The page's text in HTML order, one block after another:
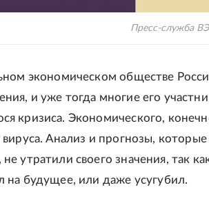
Пресс-служба
экономическом обществе
и уже тогда многие его
кризиса. Экономического,
вируса. Анализ и прогнозы,
утратили своего значения, так
на будущее, или даже усугубил.